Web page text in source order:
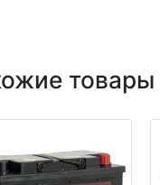
товары